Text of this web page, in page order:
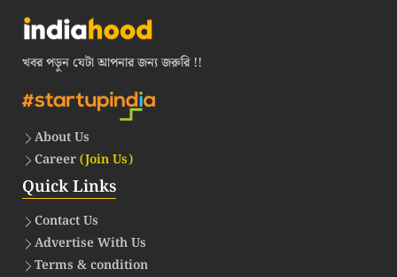
খবর পড়ুন যেটা আপনার জন্য জরুরি !!
About Us
Career(Join Us)
Quick Links
Contact Us
Advertise With Us
Terms & condition